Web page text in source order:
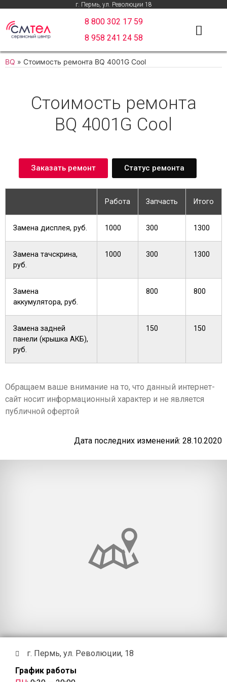
г. Пермь, ул. Революции 18
8 800 302 17 59
8 958 241 24 58
BQ » Стоимость ремонта BQ 4001G Cool
Стоимость ремонта
BQ 4001G Cool
Заказать ремонт Статус ремонта
Работа Запчасть Итого
Замена дисплея, руб. 1000 300 1300
Замена тачскрина,
руб.
1000 300 1300
Замена
аккумулятора, руб.
800 800
Замена задней
панели (крышка АКБ),
руб.
150 150
Обращаем ваше внимание на то, что данный интернет-
сайт носит информационный характер и не является
публичной офертой
Дата последних изменений: 28.10.2020
г. Пермь, ул. Революции, 18
График работы